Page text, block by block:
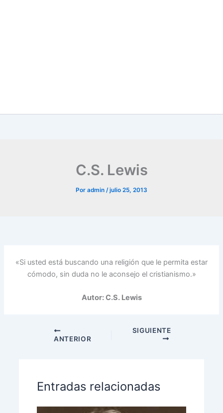
C.S. Lewis
Por admin /julio 25, 2013
«Si usted está buscando una religión que le permita estar
cómodo, sin duda no le aconsejo el cristianismo.»
Autor: C.S. Lewis
ANTERIOR
SIGUIENTE
Entradas relacionadas